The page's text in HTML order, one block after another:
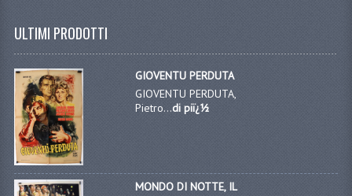
ULTIMI PRODOTTI
GIOVENTU PERDUTA
GIOVENTU PERDUTA,
Pietro...di piï¿½
MONDO DI NOTTE, IL